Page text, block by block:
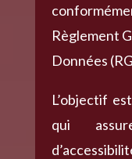
Règlement
Données
L’objectif
qui